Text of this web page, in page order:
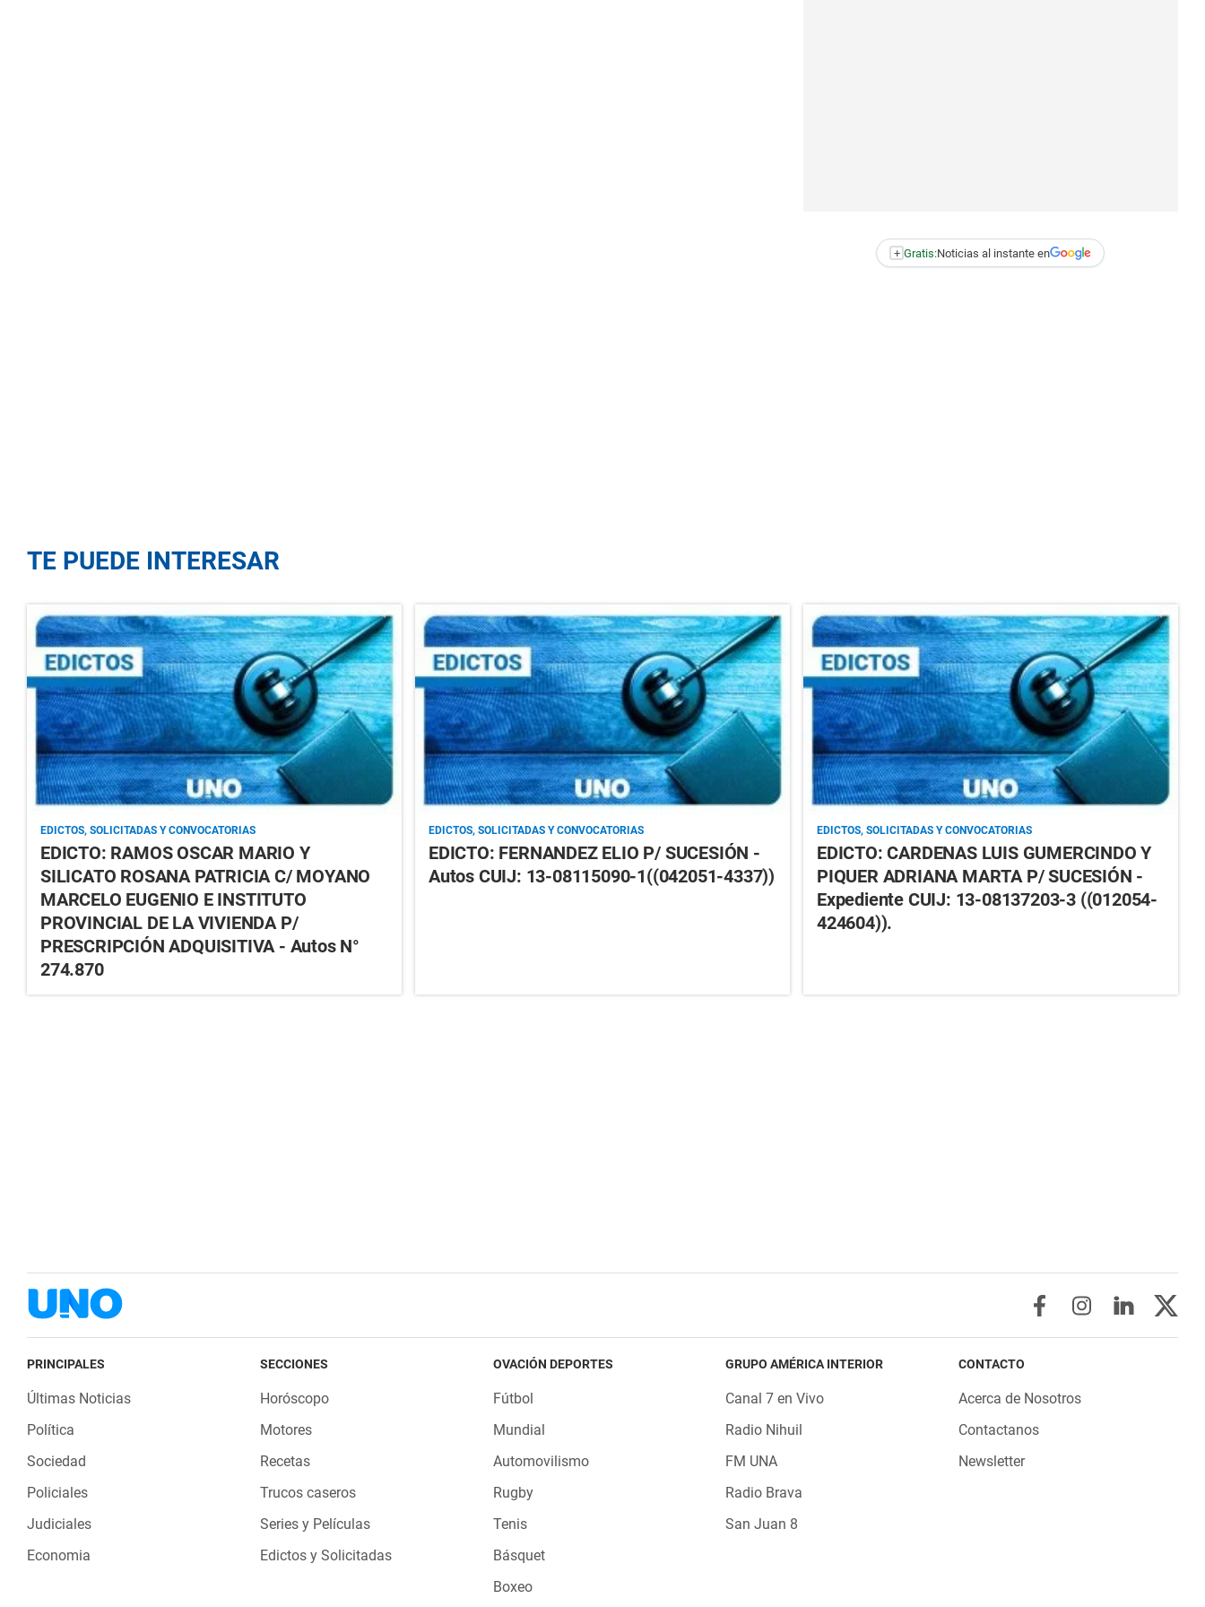
+ Gratis:Noticias al instante en
TE PUEDE INTERESAR
EDICTOS, SOLICITADAS Y CONVOCATORIAS
EDICTO: RAMOS OSCAR MARIO Y
SILICATO ROSANA PATRICIA C/ MOYANO
MARCELO EUGENIO E INSTITUTO
PROVINCIAL DE LA VIVIENDA P/
PRESCRIPCIÓN ADQUISITIVA - Autos N°
274.870
EDICTOS, SOLICITADAS Y CONVOCATORIAS
EDICTO: FERNANDEZ ELIO P/ SUCESIÓN -
Autos CUIJ: 13-08115090-1((042051-4337))
EDICTOS, SOLICITADAS Y CONVOCATORIAS
EDICTO: CARDENAS LUIS GUMERCINDO Y
PIQUER ADRIANA MARTA P/ SUCESIÓN -
Expediente CUIJ: 13-08137203-3 ((012054-
424604)).
PRINCIPALES
Últimas Noticias
Política
Sociedad
Policiales
Judiciales
Economia
SECCIONES
Horóscopo
Motores
Recetas
Trucos caseros
Series y Películas
Edictos y Solicitadas
OVACIÓN DEPORTES
Fútbol
Mundial
Automovilismo
Rugby
Tenis
Básquet
Boxeo
GRUPO AMÉRICA INTERIOR
Canal 7 en Vivo
Radio Nihuil
FM UNA
Radio Brava
San Juan 8
CONTACTO
Acerca de Nosotros
Contactanos
Newsletter